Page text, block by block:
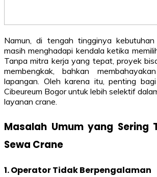
Namun, di tengah tingginya
masih menghadapi kendala ketika
Tanpa mitra kerja yang tepat, proyek
membengkak, bahkan
lapangan. Oleh karena itu, penting
Cibeureum Bogor untuk lebih selektif
layanan crane.
Masalah Umum yang Sering
Sewa Crane
1. Operator Tidak Berpengalaman